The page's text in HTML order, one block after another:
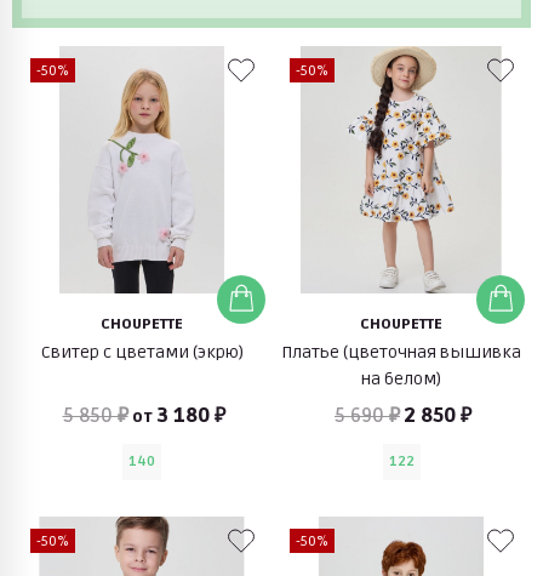
-50%
CHOUPETTE
Свитер с цветами (экрю)
5 850 ₽ от3 180 ₽
140
-50%
CHOUPETTE
Платье (цветочная вышивка
на белом)
5 690 ₽ 2 850 ₽
122
-50% -50%